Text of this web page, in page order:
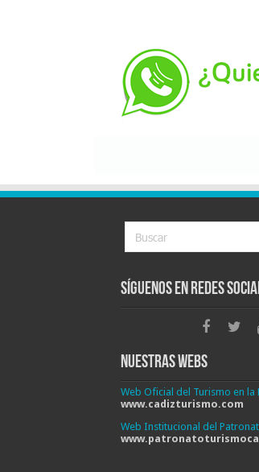
Síguenos en Redes
Nuestras Webs
Web Oficial del Turismo en la
www.cadizturismo.com
Web Institucional del